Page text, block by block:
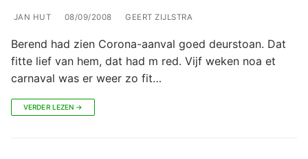
JAN HUT 08/09/2008 GEERT ZIJLSTRA
Berend had zien Corona-aanval goed deurstoan. Dat
fitte lief van hem, dat had m red. Vijf weken noa et
carnaval was er weer zo fit…
VERDER LEZEN →